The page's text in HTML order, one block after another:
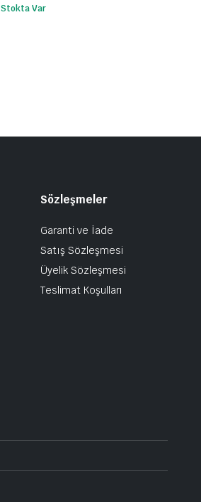
Stokta Var
Sözleşmeler
Garanti ve İade
Satış Sözleşmesi
Üyelik Sözleşmesi
Teslimat Koşulları